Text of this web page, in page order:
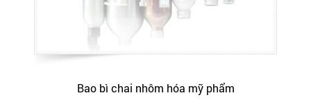
Bao bì chai nhôm hóa mỹ phẩm